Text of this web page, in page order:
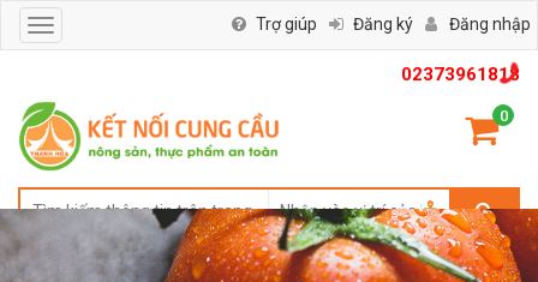
02373961818
0
Toggle
navigation
Trợ giúp Đăng ký Đăng nhập